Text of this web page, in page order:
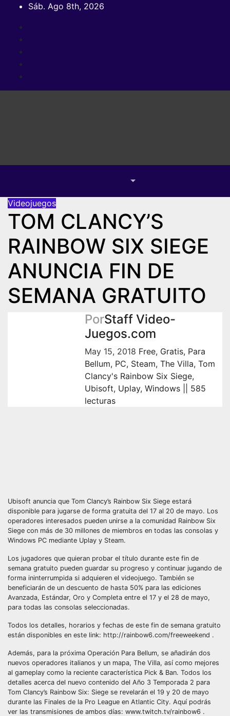
Saltar
contenido
Sáb. Ago 8th, 2026
Videojuegos
TOM CLANCY’S
RAINBOW SIX SIEGE
ANUNCIA FIN DE
SEMANA GRATUITO
PorStaff Video-
Juegos.com
May 15, 2018 Free, Gratis, Para
Bellum, PC, Steam, The Villa, Tom
Clancy's Rainbow Six Siege,
Ubisoft, Uplay, Windows
|| 585
lecturas
Ubisoft anuncia que Tom Clancy’s Rainbow Six Siege estará
disponible para jugarse de forma gratuita del 17 al 20 de mayo. Los
operadores interesados pueden unirse a la comunidad Rainbow Six
Siege con más de 30 millones de miembros en todas las consolas y
Windows PC mediante Uplay y Steam.
Los jugadores que quieran probar el título durante este fin de
semana gratuito pueden guardar su progreso y continuar jugando de
forma ininterrumpida si adquieren el videojuego. También se
beneficiarán de un descuento de hasta 50% para las ediciones
Avanzada, Estándar, Oro y Completa entre el 17 y el 28 de mayo,
para todas las consolas seleccionadas.
Todos los detalles, horarios y fechas de este fin de semana gratuito
están disponibles en este link: http://rainbow6.com/freeweekend .
Además, para la próxima Operación Para Bellum, se añadirán dos
nuevos operadores italianos y un mapa, The Villa, así como mejores
al gameplay como la reciente característica Pick & Ban. Todos los
detalles acerca del nuevo contenido del Año 3 Temporada 2 para
Tom Clancy’s Rainbow Six: Siege se revelarán el 19 y 20 de mayo
durante las Finales de la Pro League en Atlantic City. Aquí podrás
ver las transmisiones de ambos días: www.twitch.tv/rainbow6 .